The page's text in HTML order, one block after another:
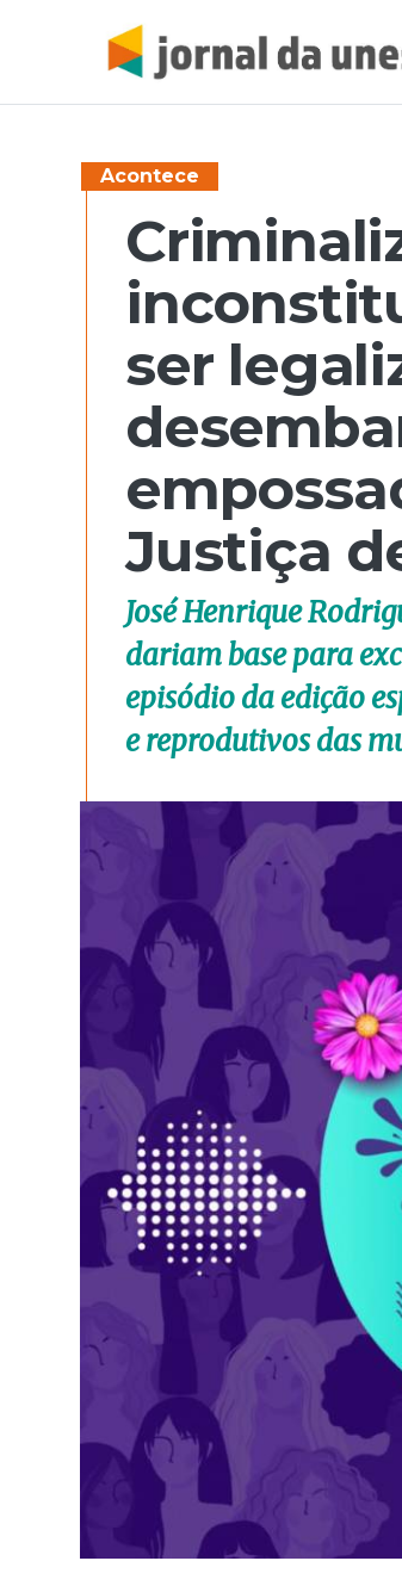
Acontece
ser
Justiça
José Henrique
dariam base para
episódio da edição
e reprodutivos das